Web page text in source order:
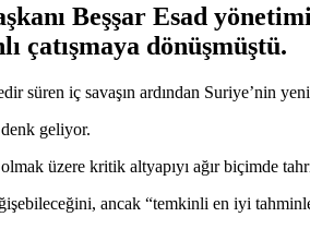
Beşşar Esad
çatışmaya dönüşmüştü.
süren iç savaşın ardından Suriye’nin
geliyor.
üzere kritik altyapıyı ağır biçimde
ancak “temkinli en iyi